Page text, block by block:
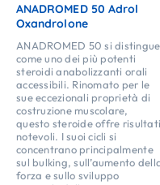
ANADROMED 50 Adrol
Oxandrolone
ANADROMED 50 si distingue
come uno dei più potenti
steroidi anabolizzanti orali
accessibili. Rinomato per le
sue eccezionali proprietà di
costruzione muscolare,
questo steroide offre risultati
notevoli. I suoi cicli si
concentrano principalmente
sul bulking, sull’aumento
forza e sullo sviluppo